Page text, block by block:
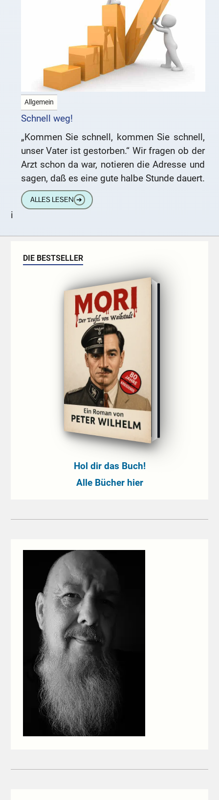
Allgemein
Schnell weg!
„Kommen Sie schnell, kommen Sie schnell,
unser Vater ist gestorben.“ Wir fragen ob der
Arzt schon da war, notieren die Adresse und
sagen, daß es eine gute halbe Stunde dauert.
ALLES LESEN ➔
i
DIE BESTSELLER
Hol dir das Buch!
Alle Bücher hier